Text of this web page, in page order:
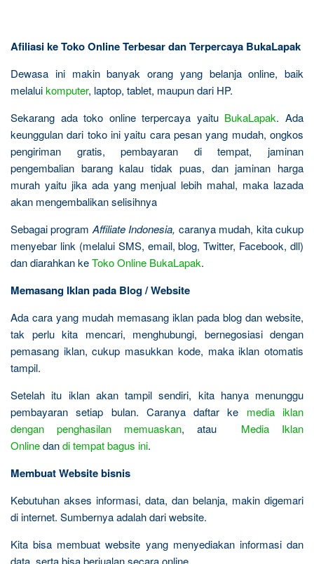
Afiliasi ke Toko Online Terbesar dan Terpercaya BukaLapak
Dewasa ini makin banyak orang yang belanja online, baik
melaluikomputer, laptop, tablet, maupun dari HP.
Sekarang ada toko online terpercaya yaitu BukaLapak. Ada
keunggulan dari toko ini yaitu cara pesan yang mudah, ongkos
pengiriman gratis, pembayaran di tempat, jaminan
pengembalian barang kalau tidak puas, dan jaminan harga
murah yaitu jika ada yang menjual lebih mahal, maka lazada
akan mengembalikan selisihnya
Sebagai program Affiliate Indonesia, caranya mudah, kita cukup
menyebar link (melalui SMS, email, blog, Twitter, Facebook, dll)
dan diarahkan keToko Online BukaLapak.
Memasang Iklan pada Blog / Website
Ada cara yang mudah memasang iklan pada blog dan website,
tak perlu kita mencari, menghubungi, bernegosiasi dengan
pemasang iklan, cukup masukkan kode, maka iklan otomatis
tampil.
Setelah itu iklan akan tampil sendiri, kita hanya menunggu
pembayaran setiap bulan. Caranya daftar ke media iklan
dengan penghasilan memuaskan, atau Media Iklan
Onlinedandi tempat bagus ini.
Membuat Website bisnis
Kebutuhan akses informasi, data, dan belanja, makin digemari
di internet. Sumbernya adalah dari website.
Kita bisa membuat website yang menyediakan informasi dan
data, serta bisa berjualan secara online.